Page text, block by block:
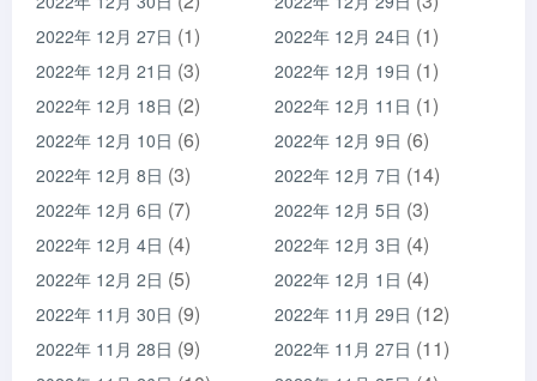
2022年 12月 27日 (1) 2022年 12月 24日 (1)
2022年 12月 21日 (3) 2022年 12月 19日 (1)
2022年 12月 18日 (2) 2022年 12月 11日 (1)
2022年 12月 10日 (6) 2022年 12月 9日 (6)
2022年 12月 8日 (3) 2022年 12月 7日 (14)
2022年 12月 6日 (7) 2022年 12月 5日 (3)
2022年 12月 4日 (4) 2022年 12月 3日 (4)
2022年 12月 2日 (5) 2022年 12月 1日 (4)
2022年 11月 30日 (9) 2022年 11月 29日 (12)
2022年 11月 28日 (9) 2022年 11月 27日 (11)